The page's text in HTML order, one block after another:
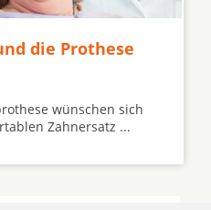
die Prothese
wünschen sich
Zahnersatz ...